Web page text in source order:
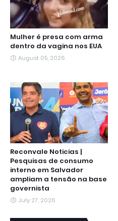
Mulher é presa com arma
dentro da vagina nos EUA
August 05, 2026
Reconvale Noticias |
Pesquisas de consumo
interno em Salvador
ampliam a tensão na base
governista
July 27, 2026